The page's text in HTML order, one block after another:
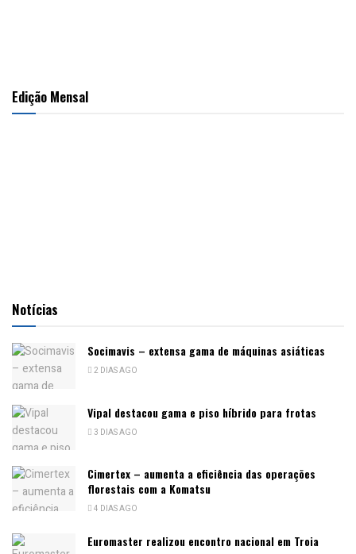
Edição Mensal
Notícias
Socimavis – extensa gama de máquinas asiáticas
2 DIAS AGO
Vipal destacou gama e piso híbrido para frotas
3 DIAS AGO
Cimertex – aumenta a eficiência das operações
florestais com a Komatsu
4 DIAS AGO
Euromaster realizou encontro nacional em Troia